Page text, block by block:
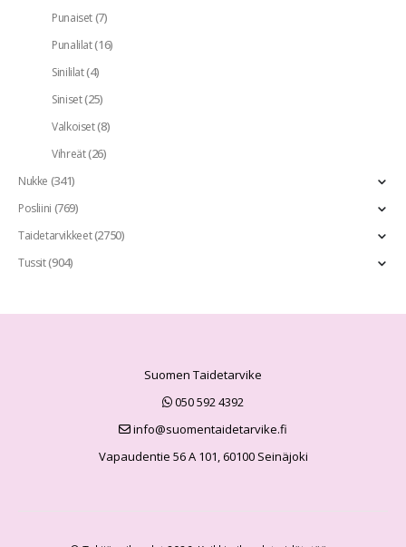
Punaiset(7)
Punalilat(16)
Sinililat(4)
Siniset(25)
Valkoiset(8)
Vihreät(26)
Nukke (341)
Posliini (769)
Taidetarvikkeet(2750)
Tussit(904)
Suomen Taidetarvike
050 592 4392
info@suomentaidetarvike.fi
Vapaudentie 56 A 101, 60100 Seinäjoki